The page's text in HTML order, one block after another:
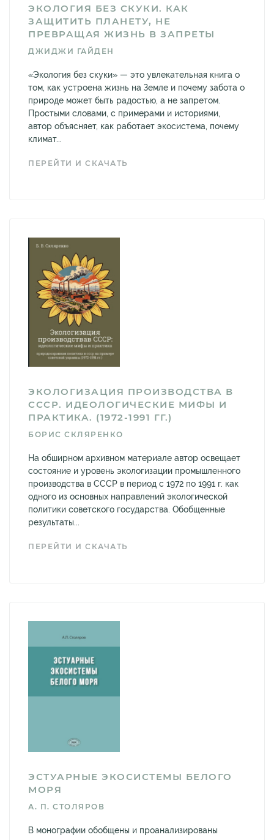
ЭКОЛОГИЯ БЕЗ СКУКИ. КАК
ЗАЩИТИТЬ ПЛАНЕТУ, НЕ
ПРЕВРАЩАЯ ЖИЗНЬ В ЗАПРЕТЫ
ДЖИДЖИ ГАЙДЕН
«Экология без скуки» — это увлекательная книга о
том, как устроена жизнь на Земле и почему забота о
природе может быть радостью, а не запретом.
Простыми словами, с примерами и историями,
автор объясняет, как работает экосистема, почему
климат...
ПЕРЕЙТИ И СКАЧАТЬ
ЭКОЛОГИЗАЦИЯ ПРОИЗВОДСТВА В
СССР. ИДЕОЛОГИЧЕСКИЕ МИФЫ И
ПРАКТИКА. (1972-1991 ГГ.)
БОРИС СКЛЯРЕНКО
На обширном архивном материале автор освещает
состояние и уровень экологизации промышленного
производства в СССР в период с 1972 по 1991 г. как
одного из основных направлений экологической
политики советского государства. Обобщенные
результаты...
ПЕРЕЙТИ И СКАЧАТЬ
ЭСТУАРНЫЕ ЭКОСИСТЕМЫ БЕЛОГО
МОРЯ
А. П. СТОЛЯРОВ
В монографии обобщены и проанализированы